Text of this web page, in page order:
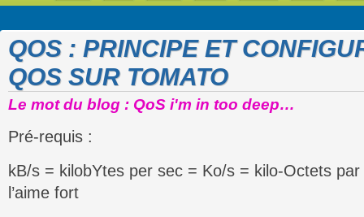
QOS : PRINCIPE ET
QOS SUR TOMATO
Le mot du blog : QoS i'm in too deep…
Pré-requis :
kB/s = kilobYtes per sec = Ko/s = kilo-Octets par
l’aime fort